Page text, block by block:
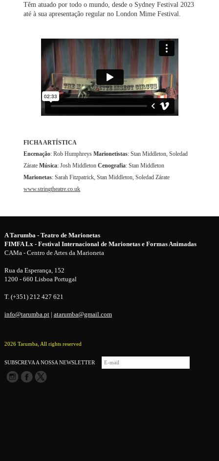
Têm atuado por todo o mundo, desde o Sydney Festival 2023
até à sua apresentação regular no London Mime Festival.
FICHA ARTÍSTICA
Encenação: Rob HumphreysMarionetistas: Stan Middleton, Soledad
ZárateMúsica: Josh MiddletonCenografia: Stan Middleton
Marionetas: Sarah Fitzpatrick, Stan Middleton, Soledad Zárate
www.stringtheatre.co.uk
A Tarumba - Teatro de Marionetas
FIMFA Lx - Festival Internacional de Marionetas e Formas Animadas
CAMa - Centro de Artes da Marioneta
Rua da Esperança, 152
1200 - 660 Lisboa Portugal
T. (+351) 212 427 621
info@tarumba.pt| atarumba@gmail.com
2026 Tarumba, All rights reserved
SUBSCREVA A NOSSA NEWSLETTER